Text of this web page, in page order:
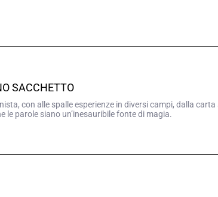
SACCHETTO
con alle spalle esperienze in diversi campi, dalla
le parole siano un’inesauribile fonte di magia.